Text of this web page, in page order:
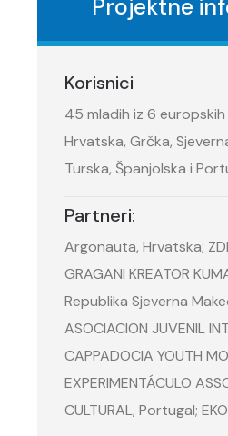
Projektne
Korisnici
45 mladih iz 6 europskih
Hrvatska, Grčka,
Turska, Španjolska i
Partneri:
Argonauta, Hrvatska;
GRAGANI KREATOR
Republika Sjeverna
ASOCIACION JUVENIL
CAPPADOCIA YOUTH
EXPERIMENTÁCULO
CULTURAL, Portugal;